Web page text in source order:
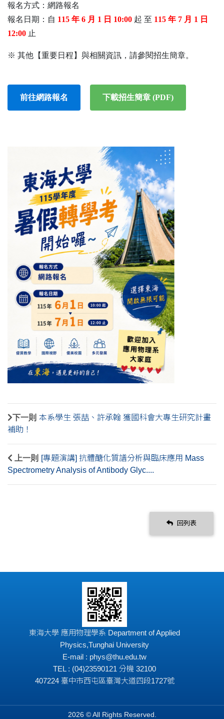
報名方式： 網路報名
報名日期： 自 115 年 6 月 1 日 10:00 起 至 115 年 7 月 1 日
12:00 止
※ 其他【重要日程】與相關資訊，請參閱招生簡章。
前往網路報名 下載招生簡章 (PDF)
下一則 本系學生 張喆、許承翰 獲國科會大專生研究計畫
補助！
上一則
[專題演講] 抗體醣化質譜分析與臨床應用 Mass
Spectrometry Analysis of Antibody Glyc....
回列表
東海大學 應用物理學系 Department of Applied
Physics,Tunghai University
E-mail : phys@thu.edu.tw
TEL : (04)23590121 分機 32100
407224 臺中市西屯區臺灣大道四段1727號
2026 © All Rights Reserved.